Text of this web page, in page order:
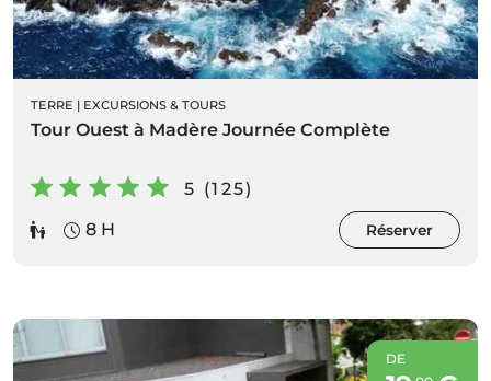
TERRE | EXCURSIONS & TOURS
Tour Ouest à Madère Journée Complète
5 (125)
8 H
Réserver
DE